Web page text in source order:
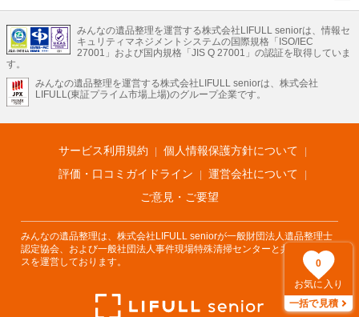
0
お気に入り
一括で見積
のご担当者様でも相談できます。
不動産・住宅
引越し 老人ホーム 地方創生 ママの就労支援
不動産クラウドファンディング 遺品整理 老後の暮らし情報
LIFULL HOME'Sのサービス
不動産・住宅
不動産査定 マンション専門売却査定 不動産投資 アドバイザー
不動産アーカイブ
空き家バンク 家賃相場 不動産会社
まちむすび
不動産用語集 住まいのお役立ち情報
LIFULL HOME'S PRESS
アプリ 不動産データ 不動産転職
みんなの遺品整理を運営する株式会社LIFULL seniorは、情報セ
キュリティマネジメントシステムの国際規格「ISO/IEC
27001」および国内規格「JIS Q 27001」の認証を取得していま
す。
みんなの遺品整理を運営する株式会社LIFULL seniorは、株式会社
LIFULL(東証プライム市場上場)のグループ企業です。
サービス利用規約
個人情報保護方針について
評価・口コミガイドライン
運営会社について
ご意見・ご要望
みんなの遺品整理は、株式会社LIFULL seniorが一般財団法人遺品整理士
認定協会、および一般社団法人事件現場特殊清掃センターと共同でサービ
スを運営しております。